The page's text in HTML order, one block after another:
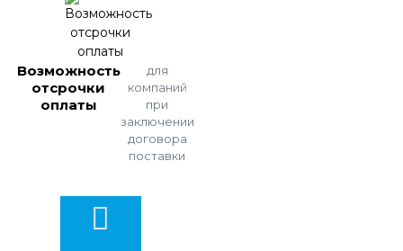
Возможность
отсрочки
оплаты
для
компаний
при
заключении
договора
поставки